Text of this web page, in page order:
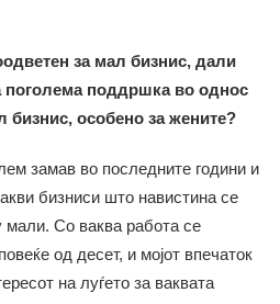
за мал бизнис, дали
поголема поддршка во однос
бизнис, особено за жените?
замав во последните години и
бизниси што навистина се
мали. Со ваква работа се
од десет, и мојот впечаток
на луѓето за ваквата